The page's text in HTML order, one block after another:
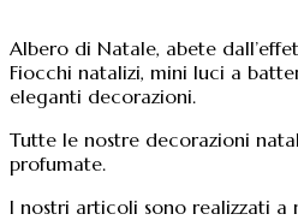
ORO
E
SCOZZOSE
h
cm
70
quantità
Albero di Natale, abete
Fiocchi natalizi, mini luci a
eleganti decorazioni.
Tutte le nostre decorazioni
profumate.
I nostri articoli sono realizzati a